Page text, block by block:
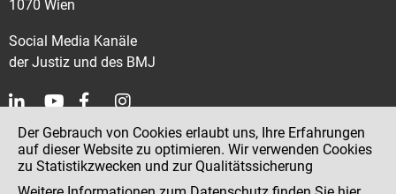
1070 Wien
Social Media Kanäle
der Justiz und des BMJ
Kontakt
Impressum
Der Gebrauch von Cookies erlaubt uns, Ihre Erfahrungen
auf dieser Website zu optimieren. Wir verwenden Cookies
zu Statistikzwecken und zur Qualitätssicherung